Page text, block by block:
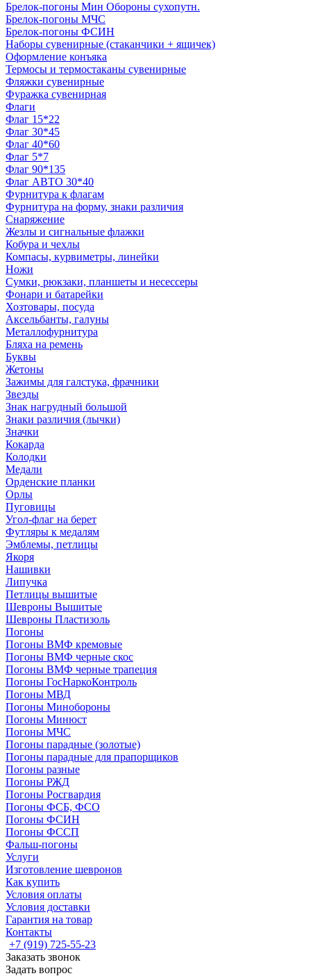
Брелок-погоны Мин Обороны сухопутн.
Брелок-погоны МЧС
Брелок-погоны ФСИН
Наборы сувенирные (стаканчики + ящичек)
Оформление конъяка
Термосы и термостаканы сувенирные
Фляжки сувенирные
Фуражка сувенирная
Флаги
Флаг 15*22
Флаг 30*45
Флаг 40*60
Флаг 5*7
Флаг 90*135
Флаг АВТО 30*40
Фурнитура к флагам
Фурнитура на форму, знаки различия
Снаряжение
Жезлы и сигнальные флажки
Кобура и чехлы
Компасы, курвиметры, линейки
Ножи
Сумки, рюкзаки, планшеты и несессеры
Фонари и батарейки
Хозтовары, посуда
Аксельбанты, галуны
Металлофурнитура
Бляха на ремень
Буквы
Жетоны
Зажимы для галстука, фрачники
Звезды
Знак нагрудный большой
Знаки различия (лычки)
Значки
Кокарда
Колодки
Медали
Орденские планки
Орлы
Пуговицы
Угол-флаг на берет
Футляры к медалям
Эмблемы, петлицы
Якоря
Нашивки
Липучка
Петлицы вышитые
Шевроны Вышитые
Шевроны Пластизоль
Погоны
Погоны ВМФ кремовые
Погоны ВМФ черные скос
Погоны ВМФ черные трапеция
Погоны ГосНаркоКонтроль
Погоны МВД
Погоны Минобороны
Погоны Минюст
Погоны МЧС
Погоны парадные (золотые)
Погоны парадные для прапорщиков
Погоны разные
Погоны РЖД
Погоны Росгвардия
Погоны ФСБ, ФСО
Погоны ФСИН
Погоны ФССП
Фальш-погоны
Услуги
Изготовление шевронов
Как купить
Условия оплаты
Условия доставки
Гарантия на товар
Контакты
+7 (919) 725-55-23
Заказать звонок
Задать вопрос